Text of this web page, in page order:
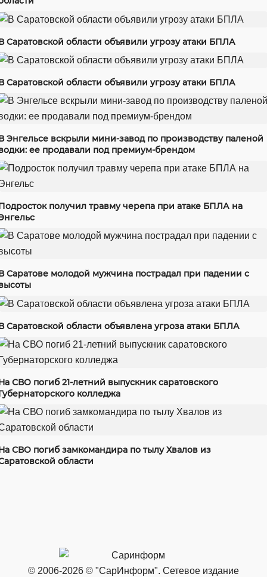
Саратовской области объявили угрозу атаки БПЛА
Саратовской области объявили угрозу атаки БПЛА
Энгельсе вскрыли мини-завод по производству паленой
ее продавали под премиум-брендом
получил травму черепа при атаке БПЛА на
Саратове молодой мужчина пострадал при падении с
Саратовской области объявлена угроза атаки БПЛА
СВО погиб 21-летний выпускник саратовского
колледжа
СВО погиб замкомандира по тылу Хвалов из
области
© 2006-2026 © "СарИнформ". Сетевое издание